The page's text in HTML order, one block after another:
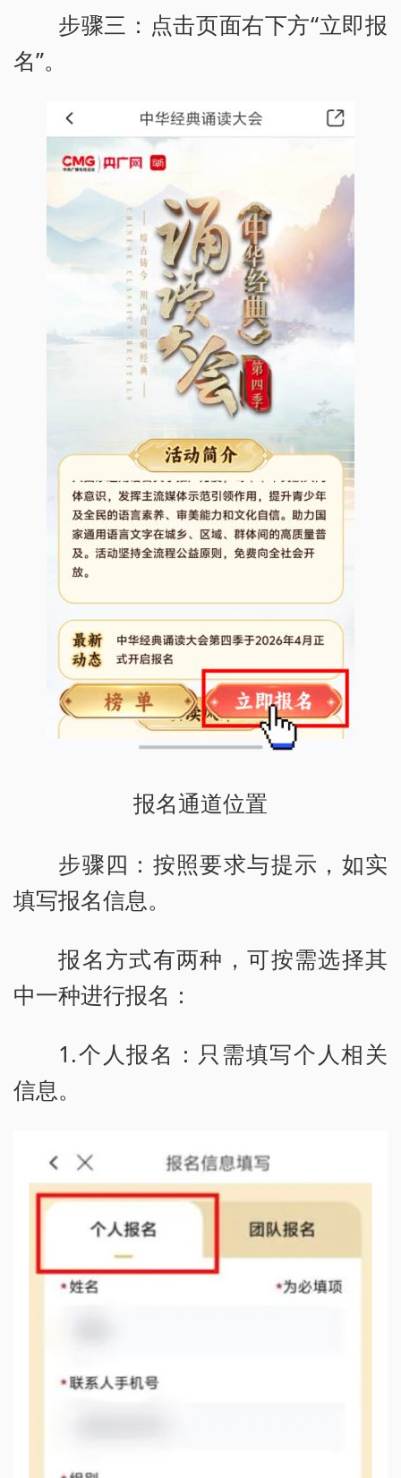
步骤三：点击页面右下方“立即报
名”。
报名通道位置
步骤四：按照要求与提示，如实
填写报名信息。
报名方式有两种，可按需选择其
中一种进行报名：
1.个人报名：只需填写个人相关
信息。